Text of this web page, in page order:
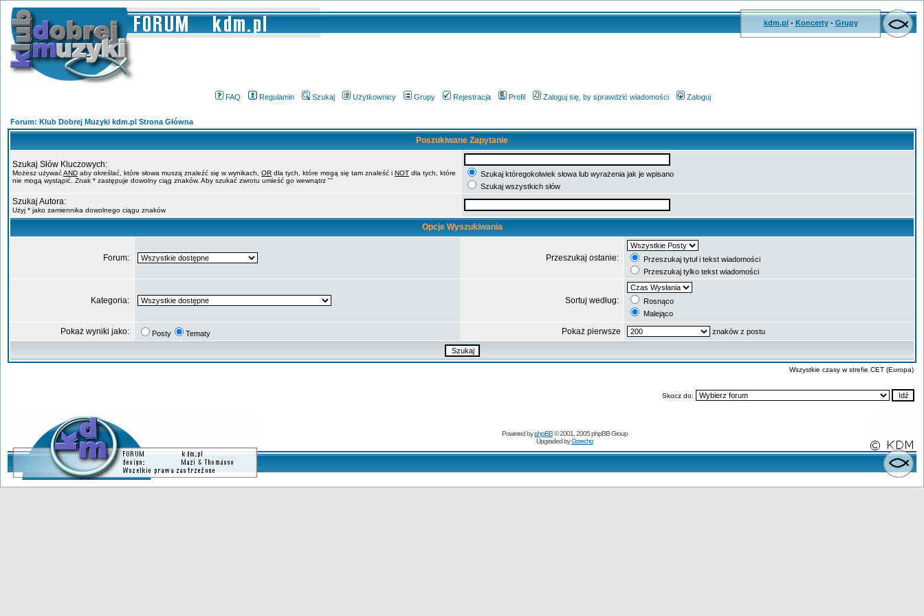
kdm.pl- Koncerty- Grupy
FAQ Regulamin Szukaj Użytkownicy Grupy Rejestracja Profil Zaloguj się, by sprawdzić wiadomości Zaloguj
Forum: Klub Dobrej Muzyki kdm.pl Strona Główna
Poszukiwane Zapytanie
Szukaj Słów Kluczowych:
Możesz używaćAND aby określać, które słowa muszą znaleźć się w wynikach, OR dla tych, które mogą się tam znaleść i NOT dla tych, które
nie mogą wystąpić. Znak * zastępuje dowolny ciąg znaków. Aby szukać zwrotu umieść go wewnątrz ""
Szukaj któregokolwiek słowa lub wyrażenia jak je wpisano
Szukaj wszystkich słów
Szukaj Autora:
Użyj * jako zamiennika dowolnego ciągu znaków
Opcje Wyszukiwania
Forum: Przeszukaj ostanie:
Przeszukaj tytuł i tekst wiadomości
Przeszukaj tylko tekst wiadomości
Kategoria: Sortuj według:
Rosnąco
Malejąco
Pokaż wyniki jako: Posty Tematy Pokaż pierwsze znaków z postu
Wszystkie czasy w strefie CET (Europa)
Skocz do:
Powered byphpBB© 2001, 2005 phpBB Group
Upgraded byGrzecho